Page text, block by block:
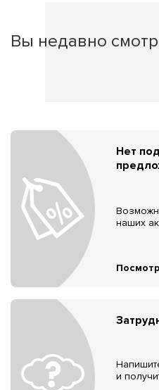
Вы недавно
Нет
наших
и